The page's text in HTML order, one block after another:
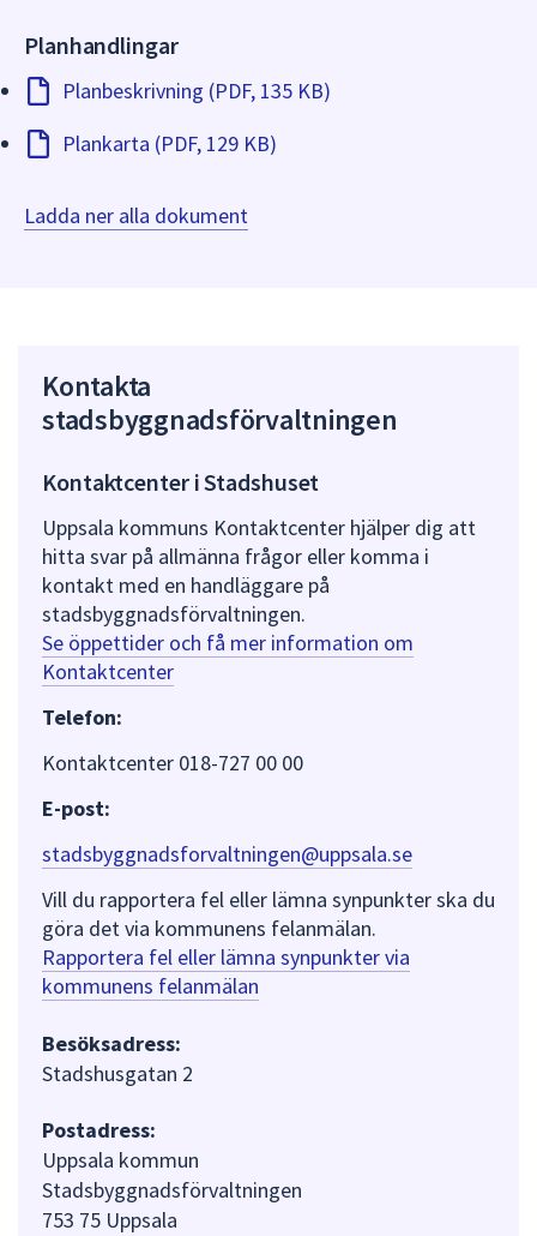
Planhandlingar
Planbeskrivning (PDF, 135 KB)
Plankarta (PDF, 129 KB)
Ladda ner alla dokument
Kontakta
stadsbyggnadsförvaltningen
Kontaktcenter i Stadshuset
Uppsala kommuns Kontaktcenter hjälper dig att
hitta svar på allmänna frågor eller komma i
kontakt med en handläggare på
stadsbyggnadsförvaltningen.
Se öppettider och få mer information om
Kontaktcenter
Telefon:
Kontaktcenter 018-727 00 00
E-post:
stadsbyggnadsforvaltningen@uppsala.se
Vill du rapportera fel eller lämna synpunkter ska du
göra det via kommunens felanmälan.
Rapportera fel eller lämna synpunkter via
kommunens felanmälan
Besöksadress:
Stadshusgatan 2
Postadress:
Uppsala kommun
Stadsbyggnadsförvaltningen
753 75 Uppsala